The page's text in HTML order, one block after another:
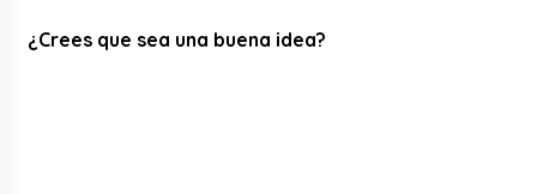
¿Crees que sea una buena idea?